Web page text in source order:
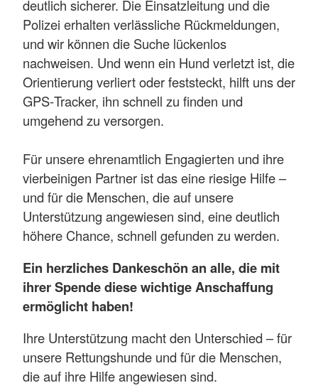
deutlich sicherer. Die Einsatzleitung und die
Polizei erhalten verlässliche Rückmeldungen,
und wir können die Suche lückenlos
nachweisen. Und wenn ein Hund verletzt ist, die
Orientierung verliert oder feststeckt, hilft uns der
GPS‑Tracker, ihn schnell zu finden und
umgehend zu versorgen.
Für unsere ehrenamtlich Engagierten und ihre
vierbeinigen Partner ist das eine riesige Hilfe –
und für die Menschen, die auf unsere
Unterstützung angewiesen sind, eine deutlich
höhere Chance, schnell gefunden zu werden.
Ein herzliches Dankeschön an alle, die mit
ihrer Spende diese wichtige Anschaffung
ermöglicht haben!
Ihre Unterstützung macht den Unterschied – für
unsere Rettungshunde und für die Menschen,
die auf ihre Hilfe angewiesen sind.